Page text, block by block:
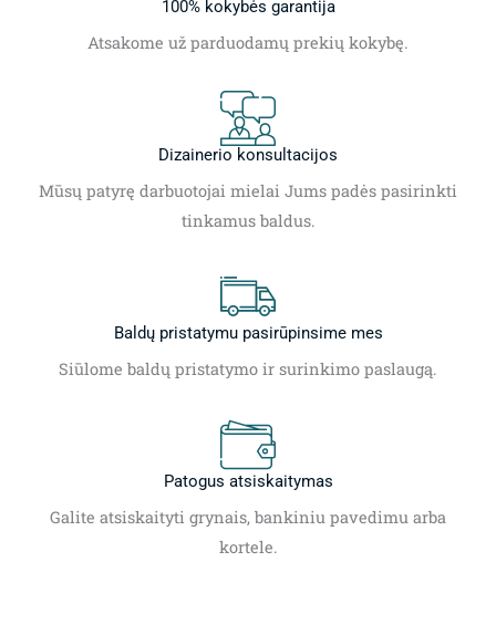
100% kokybės garantija
Atsakome už parduodamų prekių kokybę.
Dizainerio konsultacijos
Mūsų patyrę darbuotojai mielai Jums padės pasirinkti
tinkamus baldus.
Baldų pristatymu pasirūpinsime mes
Siūlome baldų pristatymo ir surinkimo paslaugą.
Patogus atsiskaitymas
Galite atsiskaityti grynais, bankiniu pavedimu arba
kortele.